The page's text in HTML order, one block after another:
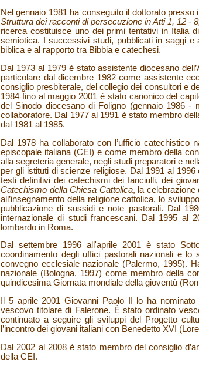
Nel gennaio 1981 ha conseguito il dottorato
Struttura dei racconti di persecuzione in Atti 1, 12 -
ricerca costituisce uno dei primi tentativi in Italia
semiotica. I successivi studi, pubblicati in saggi e
biblica e al rapporto tra Bibbia e catechesi.
Dal 1973 al 1979 è stato assistente diocesano
particolare dal dicembre 1982 come assistente
consiglio presbiterale, del collegio dei consultori e
1984 fino al maggio 2001 è stato canonico del
del Sinodo diocesano di Foligno (gennaio 1986
collaboratore. Dal 1977 al 1991 è stato membro
dal 1981 al 1985.
Dal 1978 ha collaborato con l’ufficio catechistico
episcopale italiana (CEI) e come membro della
alla segreteria generale, negli studi preparatori e
per gli istituti di scienze religiose. Dal 1991 al
testi definitivi dei catechismi dei fanciulli, dei
Catechismo della Chiesa Cattolica, la celebrazione
all’insegnamento della religione cattolica, lo
pubblicazione di sussidi e note pastorali. Dal
internazionale di studi francescani. Dal 1995 al
lombardo in Roma.
Dal settembre 1996 all'aprile 2001 è stato
coordinamento degli uffici pastorali nazionali e
convegno ecclesiale nazionale (Palermo, 1995).
nazionale (Bologna, 1997) come membro della
quindicesima Giornata mondiale della gioventù
Il 5 aprile 2001 Giovanni Paolo II lo ha
vescovo titolare di Falerone. È stato ordinato
continuato a seguire gli sviluppi del Progetto
l’incontro dei giovani italiani con Benedetto XVI
Dal 2002 al 2008 è stato membro del consiglio
della CEI.